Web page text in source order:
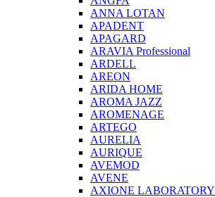
ANNA LOTAN
APADENT
APAGARD
ARAVIA Professional
ARDELL
AREON
ARIDA HOME
AROMA JAZZ
AROMENAGE
ARTEGO
AURELIA
AURIQUE
AVEMOD
AVENE
AXIONE LABORATORY